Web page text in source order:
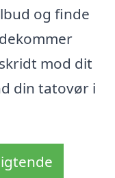
og finde
mod dit
din tatovør i